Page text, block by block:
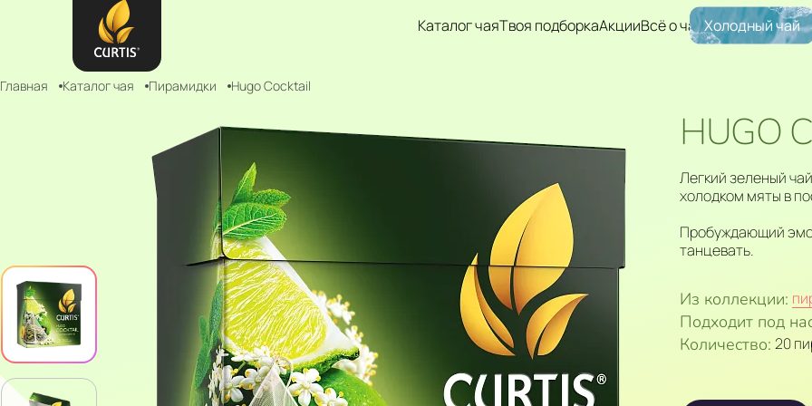
Каталог чаяТвоя подборкаАкцииВсё о чаеХолодный чай
Главная Каталог чая Пирамидки Hugo Cocktail
HUGO
Легкий зеленый
холодком мяты в
Пробуждающий
танцевать.
Из коллекции:
Подходит под
Количество: 20